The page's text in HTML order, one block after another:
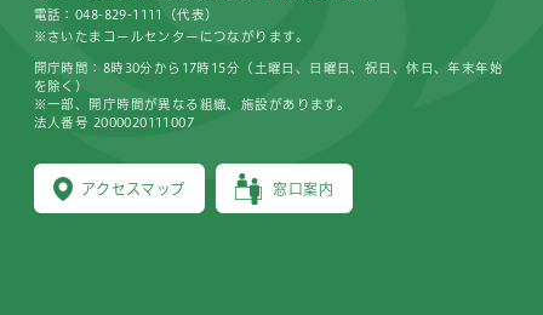
電話：048-829-1111（代表）
※さいたまコールセンターにつながります。
アクセスマップ 窓口案内
開庁時間：8時30分から17時15分（土曜日、日曜日、祝日、休日、年末年始
を除く）
※一部、開庁時間が異なる組織、施設があります。
法人番号 2000020111007